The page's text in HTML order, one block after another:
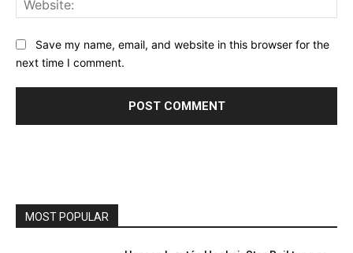
Save my name, email, and website in this browser for the
next time I comment.
MOST POPULAR